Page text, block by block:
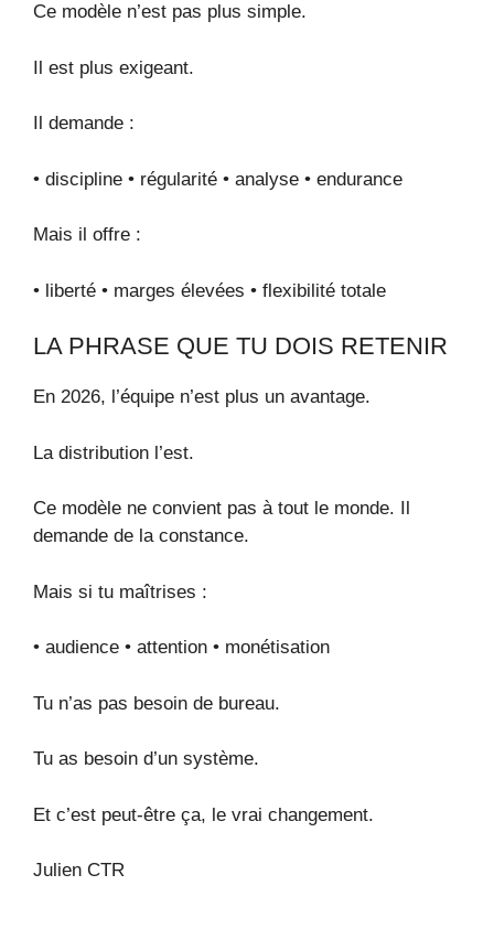
Ce modèle n’est pas plus simple.
Il est plus exigeant.
Il demande :
• discipline • régularité • analyse • endurance
Mais il offre :
• liberté • marges élevées • flexibilité totale
LA PHRASE QUE TU DOIS RETENIR
En 2026, l’équipe n’est plus un avantage.
La distribution l’est.
Ce modèle ne convient pas à tout le monde. Il
demande de la constance.
Mais si tu maîtrises :
• audience • attention • monétisation
Tu n’as pas besoin de bureau.
Tu as besoin d’un système.
Et c’est peut-être ça, le vrai changement.
Julien CTR